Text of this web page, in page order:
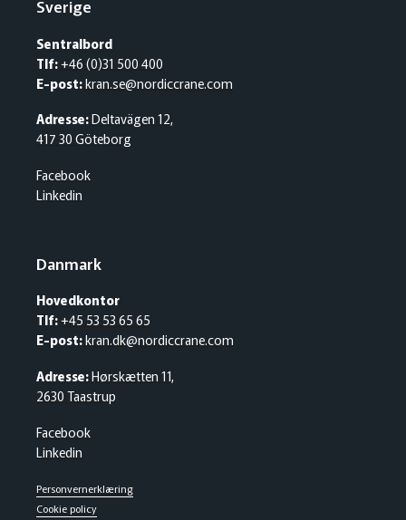
Sverige
Sentralbord
Tlf:+46 (0)31 500 400
E-post:kran.se@nordiccrane.com
Adresse:Deltavägen 12,
417 30 Göteborg
Facebook
Linkedin
Danmark
Hovedkontor
Tlf:+45 53 53 65 65
E-post:kran.dk@nordiccrane.com
Adresse:Hørskætten 11,
2630 Taastrup
Facebook
Linkedin
Personvernerklæring
Cookie policy